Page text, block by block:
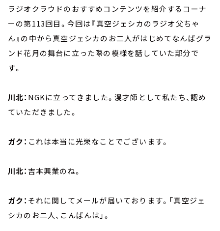
ラジオクラウドのおすすめコンテンツを紹介するコーナ
ーの第113回目。今回は『真空ジェシカのラジオ父ちゃ
ん』の中から真空ジェシカのお二人がはじめてなんばグラ
ンド花月の舞台に立った際の模様を話していた部分で
す。
川北： NGKに立ってきました。漫才師として私たち、認め
ていただきました。
ガク： これは本当に光栄なことでございます。
川北： 吉本興業のね。
ガク： それに関してメールが届いております。「真空ジェ
シカのお二人、こんばんは」。